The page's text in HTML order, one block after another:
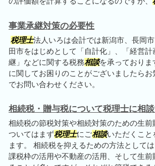
事業承継対策の必要性
税理士法人いろは会計では新潟市、長岡
田市をはじめとして「自計化」、「経営計
継」などに関する税務相談を承っておりま
に関してお困りのことがございましたらお
でお問い合わせください。
相続税・贈与税について税理士に相
相続税の節税対策や相続対策のための生前
ついてはまず税理士にご相談いただくこと
ます。 相続税を抑えるための方法として
課税枠の活用や不動産の活用、そして生